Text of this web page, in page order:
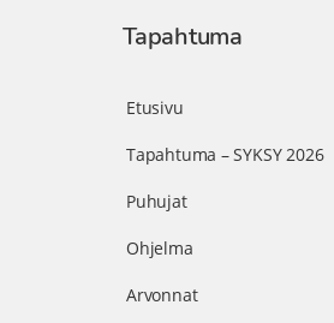
Tapahtuma
Etusivu
Tapahtuma – SYKSY 2026
Puhujat
Ohjelma
Arvonnat